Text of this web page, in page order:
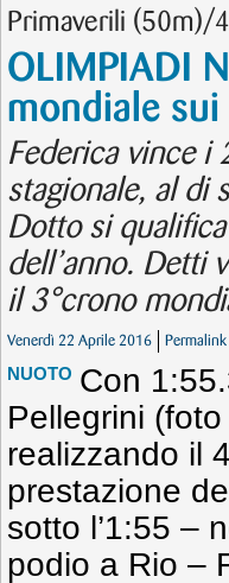
Primaverili (50m)/
OLIMPIADI
mondiale
Federica vince
stagionale, al di
Dotto si
dell’anno. Detti
il 3°crono
Venerdì 22 Aprile 2016 Permalink
NUOTO Con
Pellegrini
realizzando il
prestazione
sotto l’1:55 –
podio a Rio –